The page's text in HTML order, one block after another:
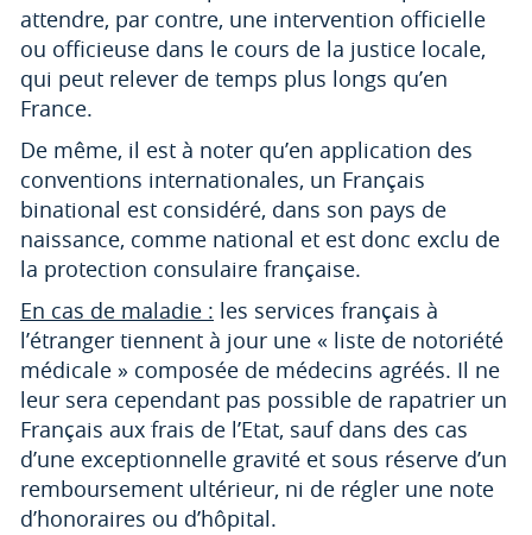
attendre, par contre, une intervention officielle
ou officieuse dans le cours de la justice locale,
qui peut relever de temps plus longs qu’en
France.
De même, il est à noter qu’en application des
conventions internationales, un Français
binational est considéré, dans son pays de
naissance, comme national et est donc exclu de
la protection consulaire française.
En cas de maladie : les services français à
l’étranger tiennent à jour une « liste de notoriété
médicale » composée de médecins agréés. Il ne
leur sera cependant pas possible de rapatrier un
Français aux frais de l’Etat, sauf dans des cas
d’une exceptionnelle gravité et sous réserve d’un
remboursement ultérieur, ni de régler une note
d’honoraires ou d’hôpital.